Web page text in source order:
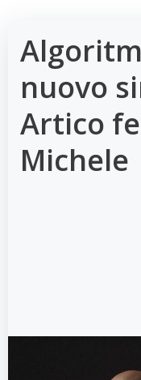
nuovo
Artico
Michele